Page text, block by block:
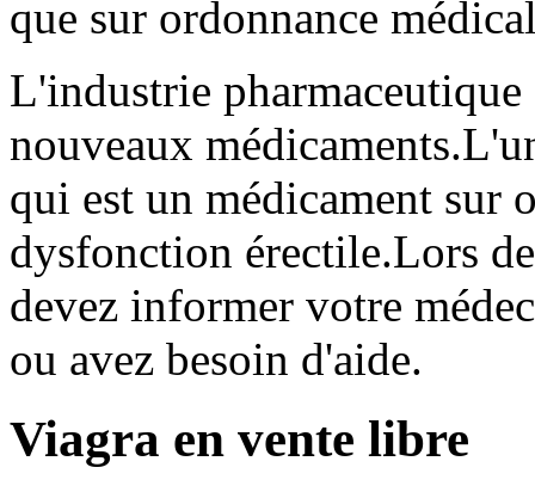
que sur ordonnance
L'industrie
nouveaux
qui est un médicament sur
dysfonction érectile.Lors
devez informer votre
ou avez besoin d'aide.
Viagra en vente libre